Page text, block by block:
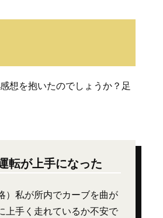
想を抱いたのでしょうか？足
転が上手になった
）私が所内でカーブを曲が
上手く走れているか不安で